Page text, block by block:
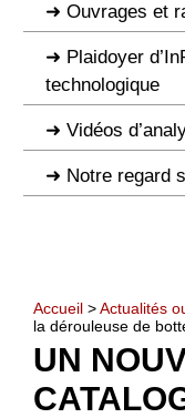
Ouvrages et
Plaidoyer
technologique
Vidéos
Notre regard
Accueil >Actualités
la dérouleuse de
UN